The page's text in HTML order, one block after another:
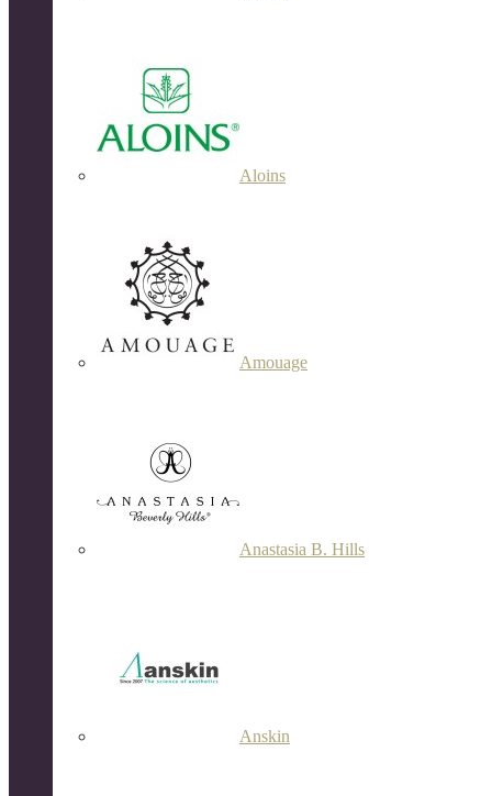
Aloins
Amouage
Anastasia B. Hills
Anskin